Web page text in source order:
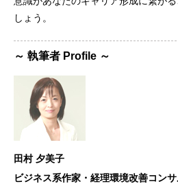
しょう。
～ 執筆者 Profile ～
田村 夕美子
ビジネス系作家・経理環境改善コン